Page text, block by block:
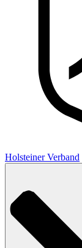
Holsteiner Verband